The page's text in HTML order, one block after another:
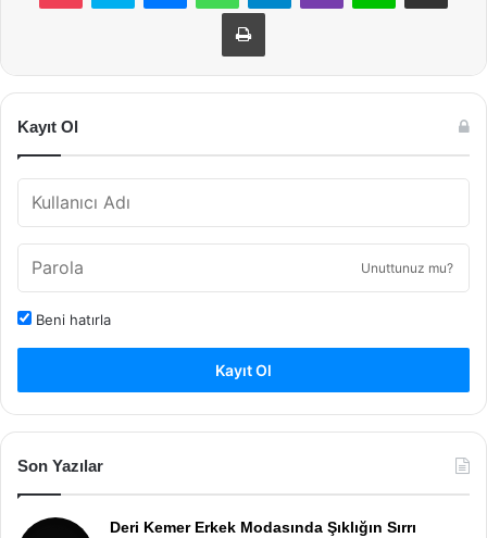
Yazdır
Kayıt Ol
Unuttunuz mu?
Beni hatırla
Kayıt Ol
Son Yazılar
Deri Kemer Erkek Modasında Şıklığın Sırrı